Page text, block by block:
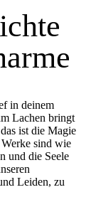
in deinem
Lachen bringt
ist die Magie
sind wie
und die Seele
Leiden, zu